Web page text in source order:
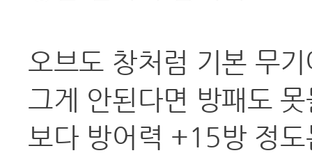
오브도 창처럼 기본 무
그게 안된다면 방패도
보다 방어력 +15방 정